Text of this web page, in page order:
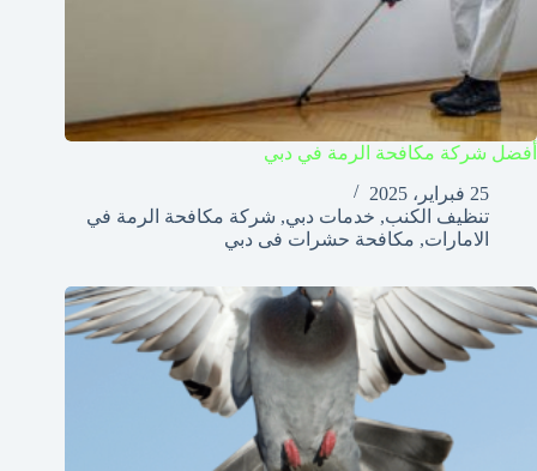
أفضل شركة مكافحة الرمة في دبي
25 فبراير، 2025
تنظيف الكنب, خدمات دبي, شركة مكافحة الرمة في
الامارات, مكافحة حشرات فى دبي